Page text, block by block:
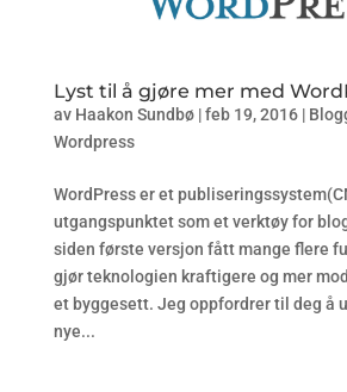
Lyst til å gjøre mer med
av Haakon Sundbø|feb 19, 2016|
Wordpress
WordPress er et
utgangspunktet som et verktøy for
siden første versjon fått mange flere
gjør teknologien kraftigere og mer
et byggesett. Jeg oppfordrer til deg å
nye...